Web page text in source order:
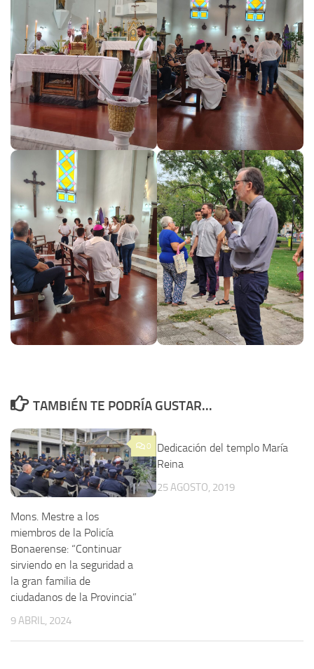
TAMBIÉN TE PODRÍA GUSTAR...
0
Mons. Mestre a los
miembros de la Policía
Bonaerense: “Continuar
sirviendo en la seguridad a
la gran familia de
ciudadanos de la Provincia”
9 ABRIL, 2024
Dedicación del templo María
Reina
25 AGOSTO, 2019